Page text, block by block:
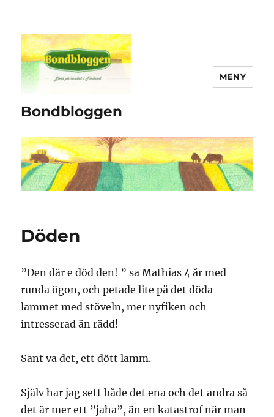
Bondbloggen
MENY
Döden
”Den där e död den! ” sa Mathias 4 år med
runda ögon, och petade lite på det döda
lammet med stöveln, mer nyfiken och
intresserad än rädd!
Sant va det, ett dött lamm.
Själv har jag sett både det ena och det andra så
det är mer ett ”jaha”, än en katastrof när man